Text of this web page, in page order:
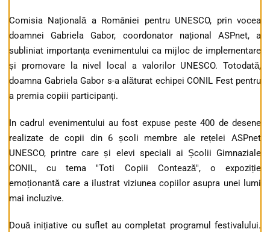
Comisia Națională a României pentru UNESCO, prin vocea
doamnei Gabriela Gabor, coordonator național ASPnet, a
subliniat importanța evenimentului ca mijloc de implementare
și promovare la nivel local a valorilor UNESCO. Totodată,
doamna Gabriela Gabor s-a alăturat echipei CONIL Fest pentru
a premia copiii participanți.
In cadrul evenimentului au fost expuse peste 400 de desene
realizate de copii din 6 școli membre ale rețelei ASPnet
UNESCO, printre care și elevi speciali ai Școlii Gimnaziale
CONIL, cu tema "Toti Copiii Contează", o expoziție
emoționantă care a ilustrat viziunea copiilor asupra unei lumi
mai incluzive.
Două inițiative cu suflet au completat programul festivalului.